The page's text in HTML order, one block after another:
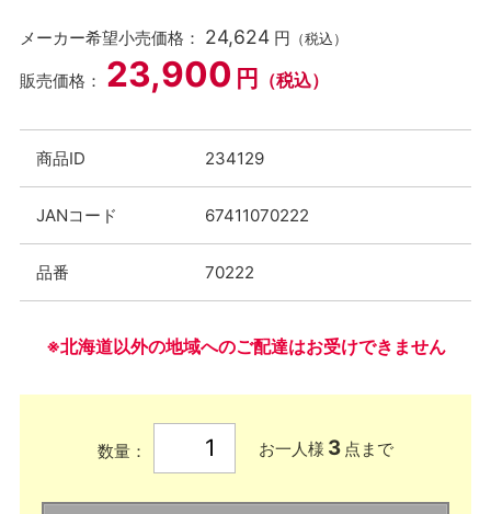
メーカー希望小売価格： 24,624 円 （税込）
販売価格： 23,900 円 （税込）
商品ID 234129
JANコード 67411070222
品番 70222
※北海道以外の地域へのご配達はお受けできません
数量： お一人様 3 点まで